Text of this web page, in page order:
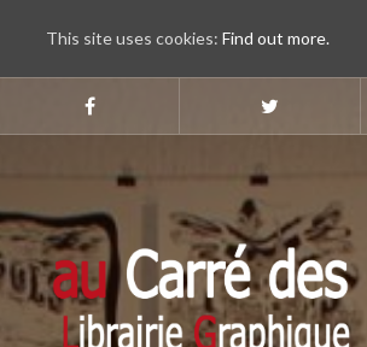
nous
Faebook
nous
This site uses cookies: Find out more.